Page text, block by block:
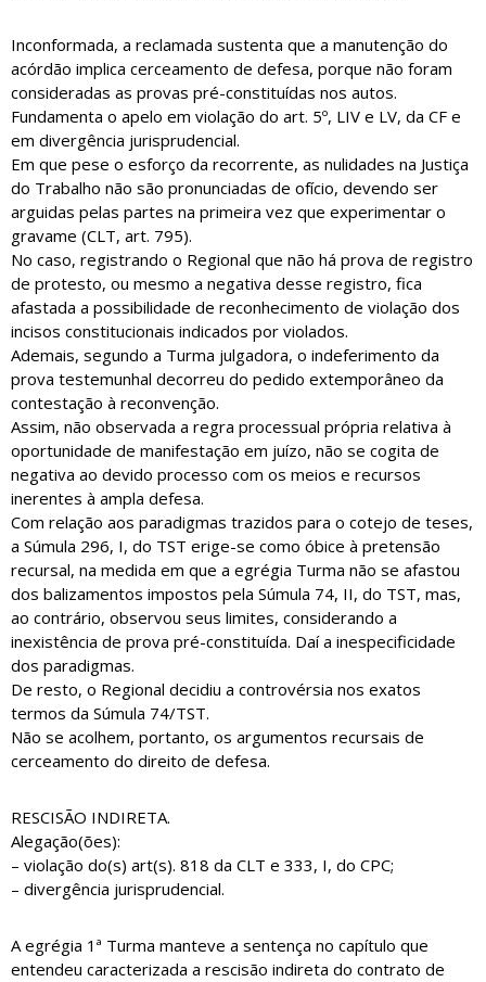
Inconformada, a reclamada sustenta que a manutenção do
acórdão implica cerceamento de defesa, porque não foram
consideradas as provas pré-constituídas nos autos.
Fundamenta o apelo em violação do art. 5º, LIV e LV, da CF e
em divergência jurisprudencial.
Em que pese o esforço da recorrente, as nulidades na Justiça
do Trabalho não são pronunciadas de ofício, devendo ser
arguidas pelas partes na primeira vez que experimentar o
gravame (CLT, art. 795).
No caso, registrando o Regional que não há prova de registro
de protesto, ou mesmo a negativa desse registro, fica
afastada a possibilidade de reconhecimento de violação dos
incisos constitucionais indicados por violados.
Ademais, segundo a Turma julgadora, o indeferimento da
prova testemunhal decorreu do pedido extemporâneo da
contestação à reconvenção.
Assim, não observada a regra processual própria relativa à
oportunidade de manifestação em juízo, não se cogita de
negativa ao devido processo com os meios e recursos
inerentes à ampla defesa.
Com relação aos paradigmas trazidos para o cotejo de teses,
a Súmula 296, I, do TST erige-se como óbice à pretensão
recursal, na medida em que a egrégia Turma não se afastou
dos balizamentos impostos pela Súmula 74, II, do TST, mas,
ao contrário, observou seus limites, considerando a
inexistência de prova pré-constituída. Daí a inespecificidade
dos paradigmas.
De resto, o Regional decidiu a controvérsia nos exatos
termos da Súmula 74/TST.
Não se acolhem, portanto, os argumentos recursais de
cerceamento do direito de defesa.
RESCISÃO INDIRETA.
Alegação(ões):
– violação do(s) art(s). 818 da CLT e 333, I, do CPC;
– divergência jurisprudencial.
A egrégia 1ª Turma manteve a sentença no capítulo que
entendeu caracterizada a rescisão indireta do contrato de